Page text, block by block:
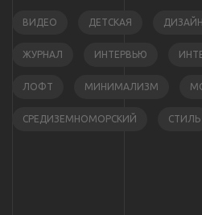
ВИДЕО ДЕТСКАЯ ДИЗАЙН
ЖУРНАЛ ИНТЕРВЬЮ
ЛОФТ МИНИМАЛИЗМ
СРЕДИЗЕМНОМОРСКИЙ СТИЛЬ